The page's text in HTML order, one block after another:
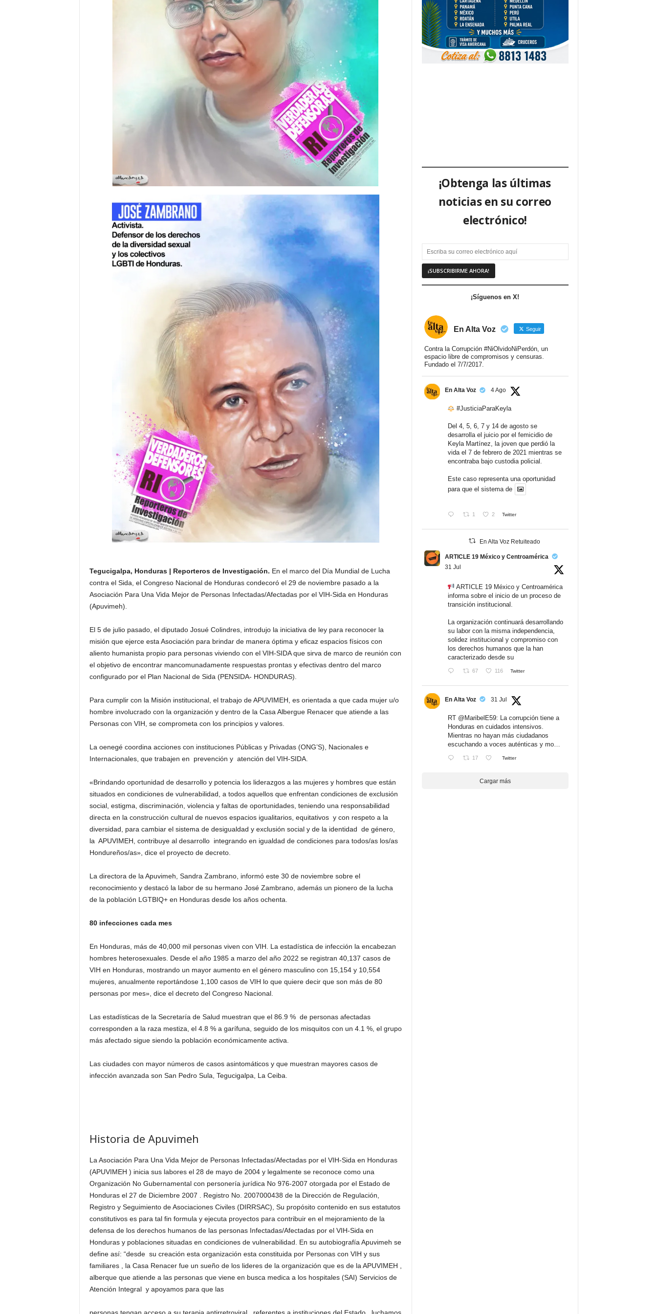
Tegucigalpa, Honduras | Reporteros de Investigación. En el marco del Día Mundial de Lucha
contra el Sida, el Congreso Nacional de Honduras condecoró el 29 de noviembre pasado a la
Asociación Para Una Vida Mejor de Personas Infectadas/Afectadas por el VIH-Sida en Honduras
(Apuvimeh).
El 5 de julio pasado, el diputado Josué Colindres, introdujo la iniciativa de ley para reconocer la
misión que ejerce esta Asociación para brindar de manera óptima y eficaz espacios físicos con
aliento humanista propio para personas viviendo con el VIH-SIDA que sirva de marco de reunión con
el objetivo de encontrar mancomunadamente respuestas prontas y efectivas dentro del marco
configurado por el Plan Nacional de Sida (PENSIDA- HONDURAS).
Para cumplir con la Misión institucional, el trabajo de APUVIMEH, es orientada a que cada mujer u/o
hombre involucrado con la organización y dentro de la Casa Albergue Renacer que atiende a las
Personas con VIH, se comprometa con los principios y valores.
La oenegé coordina acciones con instituciones Públicas y Privadas (ONG’S), Nacionales e
Internacionales, que trabajen en prevención y atención del VIH-SIDA.
«Brindando oportunidad de desarrollo y potencia los liderazgos a las mujeres y hombres que están
situados en condiciones de vulnerabilidad, a todos aquellos que enfrentan condiciones de exclusión
social, estigma, discriminación, violencia y faltas de oportunidades, teniendo una responsabilidad
directa en la construcción cultural de nuevos espacios igualitarios, equitativos y con respeto a la
diversidad, para cambiar el sistema de desigualdad y exclusión social y de la identidad de género,
la APUVIMEH, contribuye al desarrollo integrando en igualdad de condiciones para todos/as los/as
Hondureños/as», dice el proyecto de decreto.
La directora de la Apuvimeh, Sandra Zambrano, informó este 30 de noviembre sobre el
reconocimiento y destacó la labor de su hermano José Zambrano, además un pionero de la lucha
de la población LGTBIQ+ en Honduras desde los años ochenta.
80 infecciones cada mes
En Honduras, más de 40,000 mil personas viven con VIH. La estadística de infección la encabezan
hombres heterosexuales. Desde el año 1985 a marzo del año 2022 se registran 40,137 casos de
VIH en Honduras, mostrando un mayor aumento en el género masculino con 15,154 y 10,554
mujeres, anualmente reportándose 1,100 casos de VIH lo que quiere decir que son más de 80
personas por mes», dice el decreto del Congreso Nacional.
Las estadísticas de la Secretaría de Salud muestran que el 86.9 % de personas afectadas
corresponden a la raza mestiza, el 4.8 % a garífuna, seguido de los misquitos con un 4.1 %, el grupo
más afectado sigue siendo la población económicamente activa.
Las ciudades con mayor números de casos asintomáticos y que muestran mayores casos de
infección avanzada son San Pedro Sula, Tegucigalpa, La Ceiba.
Historia de Apuvimeh
La Asociación Para Una Vida Mejor de Personas Infectadas/Afectadas por el VIH-Sida en Honduras
(APUVIMEH ) inicia sus labores el 28 de mayo de 2004 y legalmente se reconoce como una
Organización No Gubernamental con personería jurídica No 976-2007 otorgada por el Estado de
Honduras el 27 de Diciembre 2007 . Registro No. 2007000438 de la Dirección de Regulación,
Registro y Seguimiento de Asociaciones Civiles (DIRRSAC), Su propósito contenido en sus estatutos
constitutivos es para tal fin formula y ejecuta proyectos para contribuir en el mejoramiento de la
defensa de los derechos humanos de las personas Infectadas/Afectadas por el VIH-Sida en
Honduras y poblaciones situadas en condiciones de vulnerabilidad. En su autobiografía Apuvimeh se
define así: “desde su creación esta organización esta constituida por Personas con VIH y sus
familiares , la Casa Renacer fue un sueño de los lideres de la organización que es de la APUVIMEH ,
alberque que atiende a las personas que viene en busca medica a los hospitales (SAI) Servicios de
Atención Integral y apoyamos para que las
¡Obtenga las últimas
noticias en su correo
electrónico!
¡Síguenos en X!
En Alta Voz Seguir
Contra la Corrupción #NiOlvidoNiPerdón, un
espacio libre de compromisos y censuras.
Fundado el 7/7/2017.
En Alta Voz 4 Ago
#JusticiaParaKeyla
Del 4, 5, 6, 7 y 14 de agosto se
desarrolla el juicio por el femicidio de
Keyla Martínez, la joven que perdió la
vida el 7 de febrero de 2021 mientras se
encontraba bajo custodia policial.
Este caso representa una oportunidad
para que el sistema de
1 2 Twitter
En Alta Voz Retuiteado
ARTICLE 19 México y Centroamérica
31 Jul
ARTICLE 19 México y Centroamérica
informa sobre el inicio de un proceso de
transición institucional.
La organización continuará desarrollando
su labor con la misma independencia,
solidez institucional y compromiso con
los derechos humanos que la han
caracterizado desde su
67 116 Twitter
En Alta Voz 31 Jul
RT @MaribelE59: La corrupción tiene a
Honduras en cuidados intensivos.
Mientras no hayan más ciudadanos
escuchando a voces auténticas y mo…
17 Twitter
Cargar más